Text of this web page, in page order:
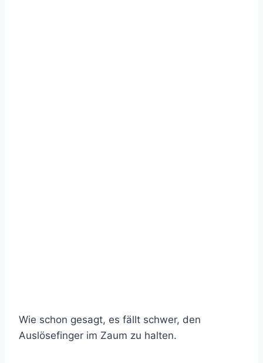
Wie schon gesagt, es fällt schwer, den
Auslösefinger im Zaum zu halten.